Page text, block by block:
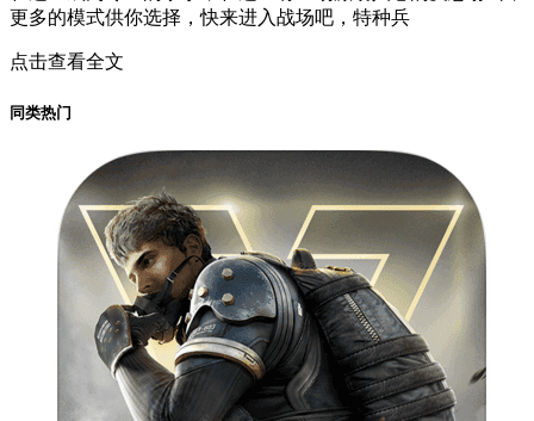
更多的模式供你选择，快来进入战场吧，特种兵
点击查看全文
同类热门